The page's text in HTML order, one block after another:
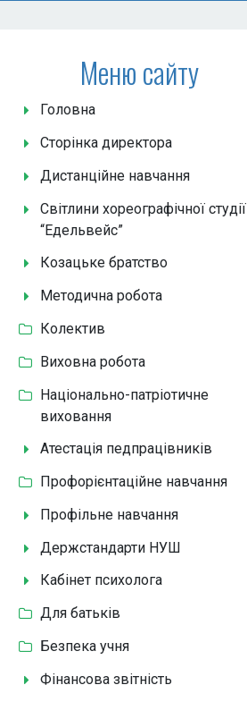
Меню сайту
Головна
Сторінка директора
Дистанційне навчання
Світлини хореографічної студії
“Едельвейс”
Козацьке братство
Методична робота
Колектив
Виховна робота
Національно-патріотичне
виховання
Атестація педпрацівників
Профорієнтаційне навчання
Профільне навчання
Держстандарти НУШ
Кабінет психолога
Для батьків
Безпека учня
Фінансова звітність